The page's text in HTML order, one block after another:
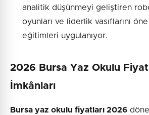
analitik düşünmeyi geliştiren
oyunları ve liderlik vasıflarını
eğitimleri uygulanıyor.
2026 Bursa Yaz Okulu
İmkânları
Bursa yaz okulu fiyatları 2026